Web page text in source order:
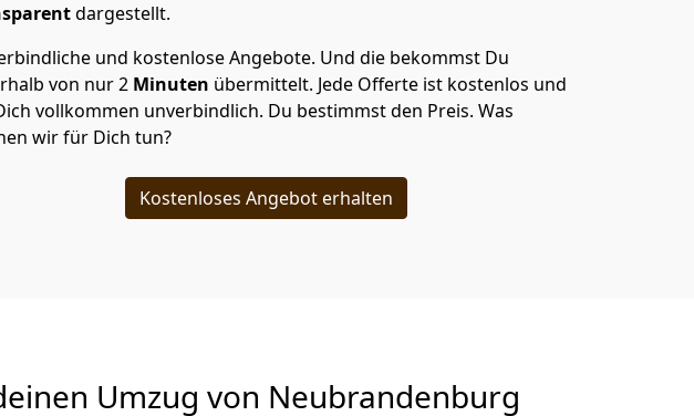
dargestellt.
und kostenlose Angebote. Und die bekommst Du
von nur2 Minuten übermittelt. Jede Offerte ist kostenlos und
vollkommen unverbindlich. Du bestimmst den Preis. Was
wir für Dich tun?
Kostenloses Angebot erhalten
Umzug von Neubrandenburg